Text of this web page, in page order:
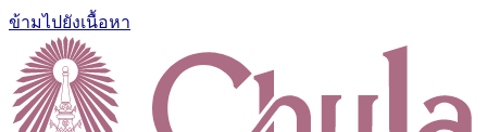
ข้ามไปยังเนื้อหา